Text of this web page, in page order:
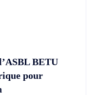
BETU
pour